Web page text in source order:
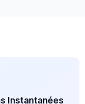
Instantanées